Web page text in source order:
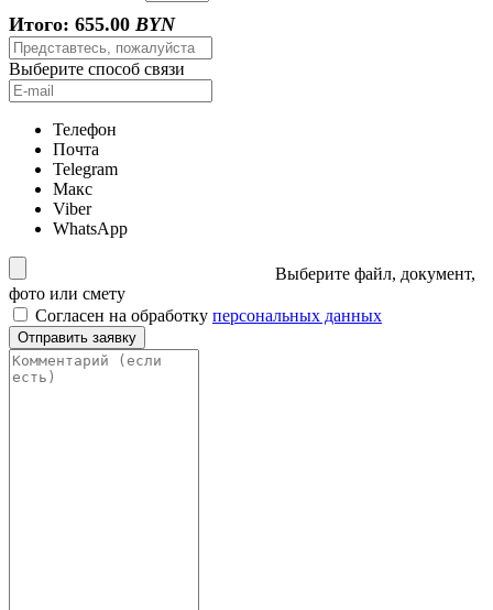
Итого: 655.00 BYN
Выберите способ связи
Телефон
Почта
Telegram
Макс
Viber
WhatsApp
Выберите файл, документ,
фото или смету
Согласен на обработку персональных данных
Отправить заявку